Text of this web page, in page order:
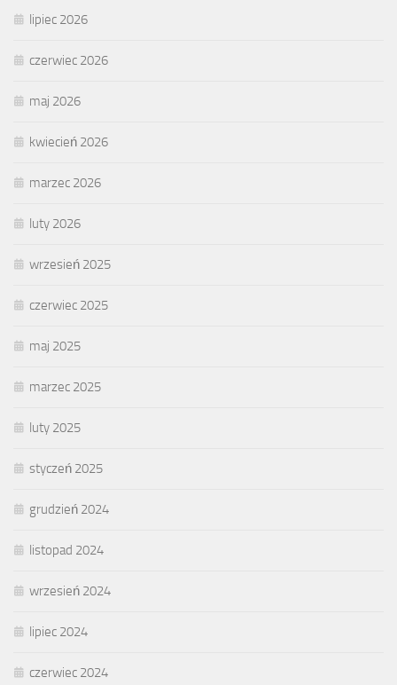
lipiec 2026
czerwiec 2026
maj 2026
kwiecień 2026
marzec 2026
luty 2026
wrzesień 2025
czerwiec 2025
maj 2025
marzec 2025
luty 2025
styczeń 2025
grudzień 2024
listopad 2024
wrzesień 2024
lipiec 2024
czerwiec 2024